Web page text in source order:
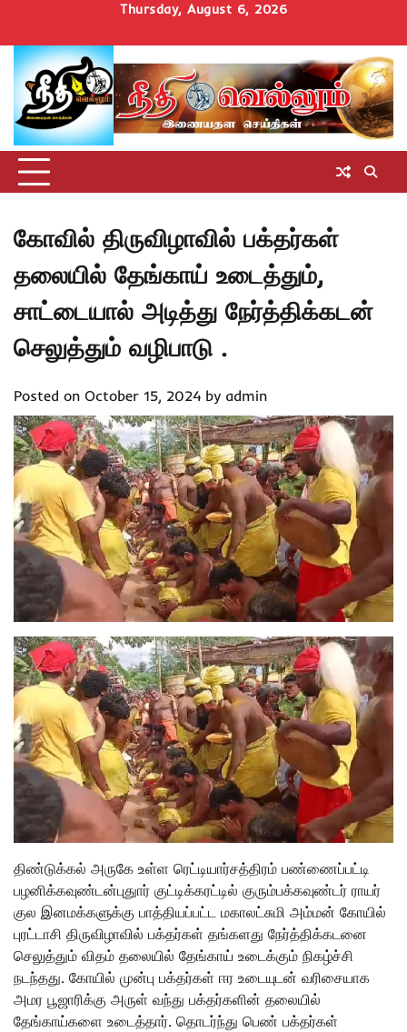
content
Thursday, August 6, 2026
Homeசெய்திகள்
தமிழ்நாடுமாவட்டச்செய்திகள்
அரசியல்ஆன்மிகம்
சட்டம்
அறிவோம்
சினிமாUncategorized
கோவில் திருவிழாவில் பக்தர்கள்
தலையில் தேங்காய் உடைத்தும்,
சாட்டையால் அடித்து நேர்த்திக்கடன்
செலுத்தும் வழிபாடு .
Posted on October 15, 2024 by admin
திண்டுக்கல் அருகே உள்ள ரெட்டியார்சத்திரம் பண்ணைப்பட்டி
பழனிக்கவுண்டன்புதுார் குட்டிக்கரட்டில் குரும்பக்கவுண்டர் ராயர்
குல இனமக்களுக்கு பாத்தியப்பட்ட மகாலட்சுமி அம்மன் கோயில்
புரட்டாசி திருவிழாவில் பக்தர்கள் தங்களது நேர்த்திக்கடனை
செலுத்தும் விதம் தலையில் தேங்காய் உடைக்கும் நிகழ்ச்சி
நடந்தது. கோயில் முன்பு பக்தர்கள் ஈர உடையுடன் வரிசையாக
அமர பூஜாரிக்கு அருள் வந்து பக்தர்களின் தலையில்
தேங்காய்களை உடைத்தார். தொடர்ந்து பெண் பக்தர்கள்